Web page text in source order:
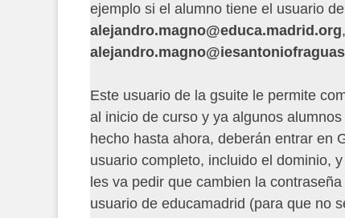
ejemplo si el alumno tiene el usuario
alejandro.magno@educa.madrid.org
Este usuario de la gsuite le permite
al inicio de curso y ya algunos
hecho hasta ahora, deberán entrar en
usuario completo, incluido el dominio,
les va pedir que cambien la
usuario de educamadrid (para que no